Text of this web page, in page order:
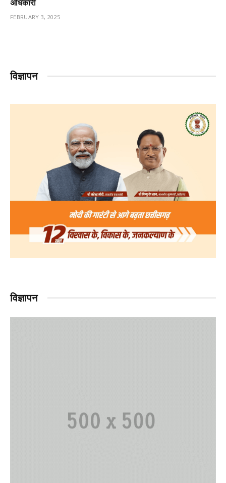
अधिकारी
FEBRUARY 3, 2025
विज्ञापन
विज्ञापन